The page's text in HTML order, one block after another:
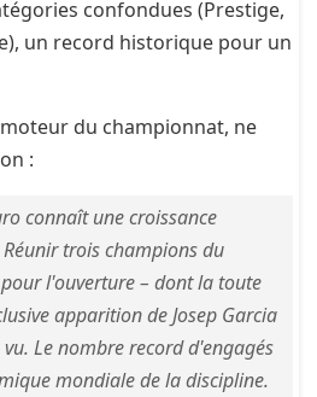
confondues (Prestige,
un record historique pour un
du championnat, ne
:
connaît une croissance
trois champions du
l'ouverture – dont la toute
apparition de Josep Garcia
Le nombre record d'engagés
mondiale de la discipline.